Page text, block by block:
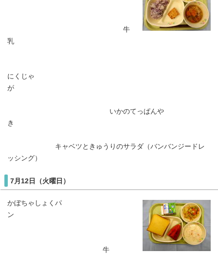
牛
乳
にくじゃ
が
いかのてっぱんや
き
キャベツときゅうりのサラダ（バンバンジードレ
ッシング）
7月12日（火曜日）
かぼちゃしょくパ
ン
牛